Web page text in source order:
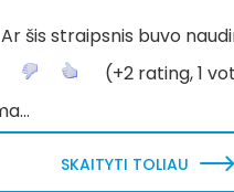
Ar šis straipsnis buvo
(+2rating,1
SKAITYTI TOLIAU